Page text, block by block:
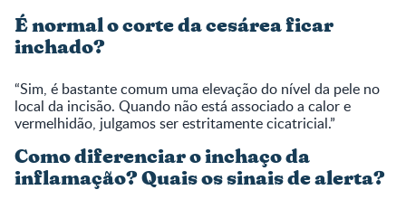
É normal o corte da cesárea ficar
inchado?
“Sim, é bastante comum uma elevação do nível da pele no
local da incisão. Quando não está associado a calor e
vermelhidão, julgamos ser estritamente cicatricial.”
Como diferenciar o inchaço da
inflamação? Quais os sinais de alerta?